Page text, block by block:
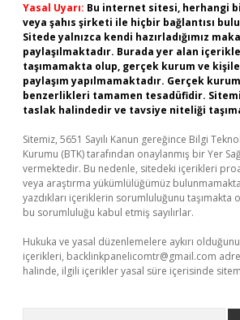
Yasal Uyarı: Bu internet sitesi, herhangi
veya şahıs şirketi ile hiçbir bağlantısı
Sitede yalnızca kendi hazırladığımız
paylaşılmaktadır. Burada yer alan
taşımamakta olup, gerçek kurum ve
paylaşım yapılmamaktadır. Gerçek
benzerlikleri tamamen tesadüfidir.
taslak halindedir ve tavsiye niteliği
Sitemiz, 5651 Sayılı Kanun gereğince Bilgi
Kurumu (BTK) tarafından onaylanmış bir Yer
vermektedir. Bu nedenle, sitedeki içerikleri
veya araştırma yükümlülüğümüz
yazdıkları içeriklerin sorumluluğunu taşımakta
bu sorumluluğu kabul etmiş sayılırlar.
Hukuka ve yasal düzenlemelere aykırı
içerikleri, backlinkpanelicomtr@gmail.com
halinde, ilgili içerikler yasal süre içerisinde